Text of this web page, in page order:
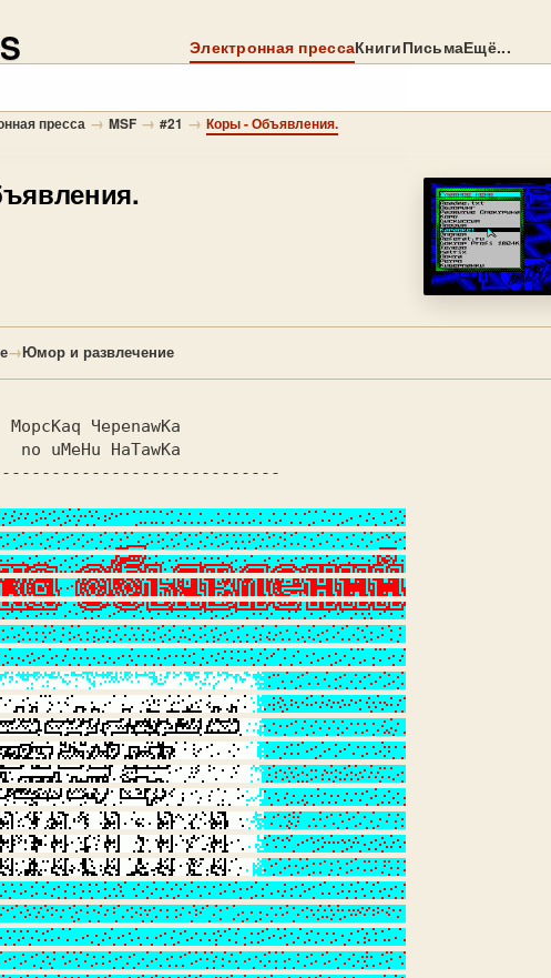
Электронная прессаКнигиПисьмаЕщё...
пресса → MSF → #21 → Коры - Объявления.
→Юмор и развлечение
MopcKaq ЧepenawKa
no uMeHu HaTawKa